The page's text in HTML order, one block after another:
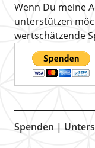
Wenn Du meine
unterstützen
wertschätzende
Spenden |